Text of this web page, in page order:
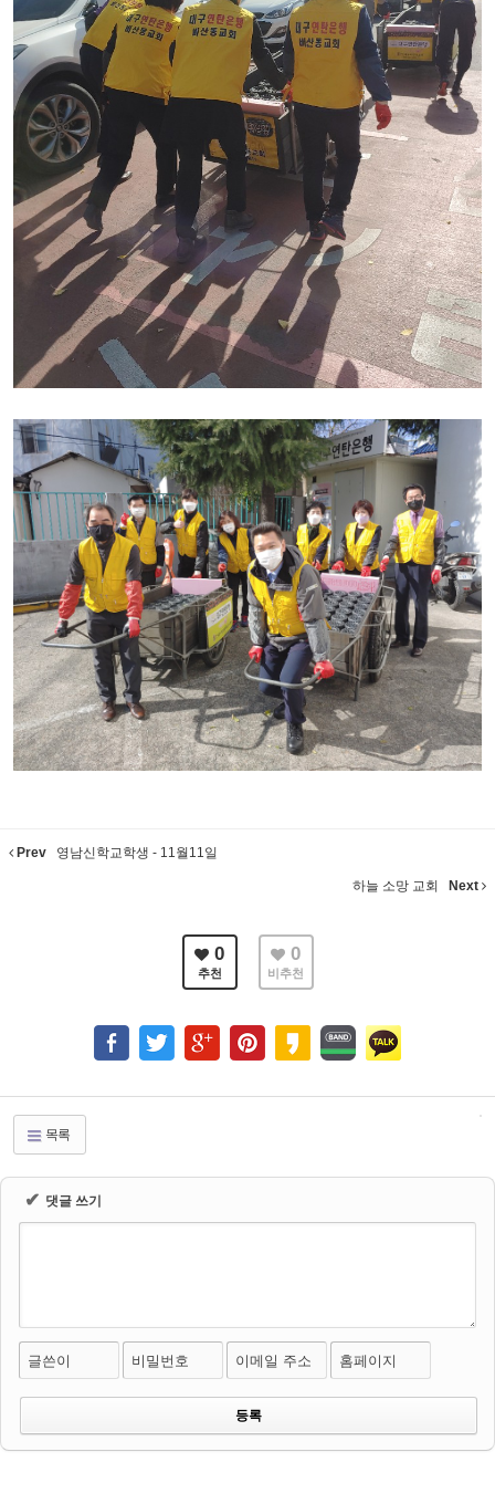
Prev 영남신학교학생 - 11월11일
하늘 소망 교회 Next
0
추천
0
비추천
목록
✔ 댓글 쓰기
글쓴이 비밀번호 이메일 주소 홈페이지